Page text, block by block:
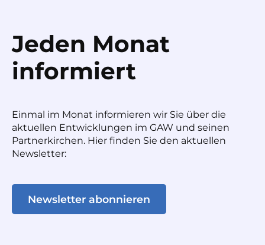
Jeden Monat
informiert
Einmal im Monat informieren wir Sie über die
aktuellen Entwicklungen im GAW und seinen
Partnerkirchen. Hier finden Sie den aktuellen
Newsletter:
Newsletter abonnieren